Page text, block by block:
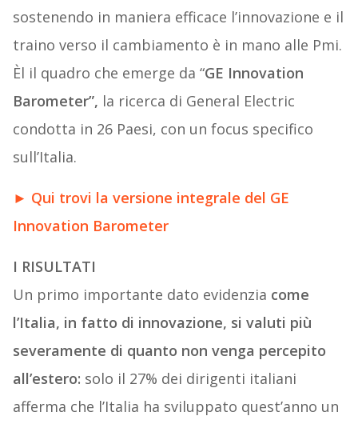
sostenendo in maniera efficace l’innovazione e il
traino verso il cambiamento è in mano alle Pmi.
Èl il quadro che emerge da “GE Innovation
Barometer”, la ricerca di General Electric
condotta in 26 Paesi, con un focus specifico
sull’Italia.
► Qui trovi la versione integrale del GE
Innovation Barometer
I RISULTATI
Un primo importante dato evidenzia come
l’Italia, in fatto di innovazione, si valuti più
severamente di quanto non venga percepito
all’estero: solo il 27% dei dirigenti italiani
afferma che l’Italia ha sviluppato quest’anno un